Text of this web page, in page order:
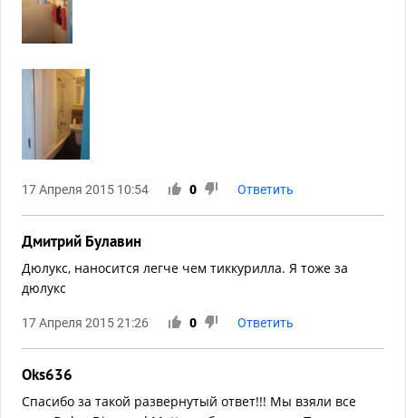
17 Апреля 2015 10:54 0 Ответить
Дмитрий Булавин
Дюлукс, наносится легче чем тиккурилла. Я тоже за
дюлукс
17 Апреля 2015 21:26 0 Ответить
Oks636
Спасибо за такой развернутый ответ!!! Мы взяли все